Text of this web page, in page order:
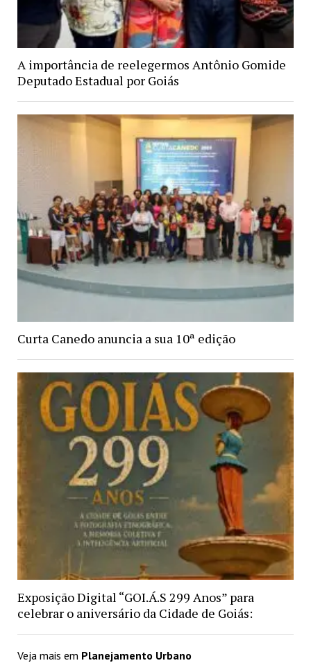
A importância de reelegermos Antônio Gomide
Deputado Estadual por Goiás
Curta Canedo anuncia a sua 10ª edição
Exposição Digital “GOI.Á.S 299 Anos” para
celebrar o aniversário da Cidade de Goiás:
Veja mais em Planejamento Urbano